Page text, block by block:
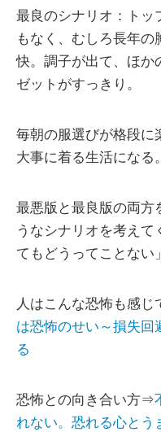
最良のシナリオ：トッ
もなく、むしろ長年
快。調子が出て、ほか
ゼットがすっきり。
毎朝の服選びが格段に
大事に着る生活になる。
最悪版と最良版の両方
うなシナリオを考えて
てもどうってことない
人はこんな恐怖も感
は恐怖のせい～損失回
る
恐怖との向き合い方⇒
れない。恐れる心とう